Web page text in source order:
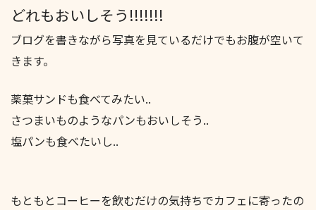
どれもおいしそう!!!!!!!
ブログを書きながら写真を見ているだけでもお腹が空いて
きます。
薬菓サンドも食べてみたい..
さつまいものようなパンもおいしそう..
塩パンも食べたいし..
もともとコーヒーを飲むだけの気持ちでカフェに寄ったの